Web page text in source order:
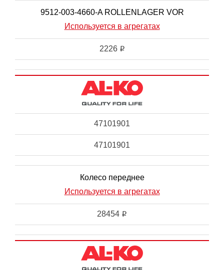
9512-003-4660-A ROLLENLAGER VOR
Используется в агрегатах
2226 i
47101901
47101901
Колесо переднее
Используется в агрегатах
28454 i